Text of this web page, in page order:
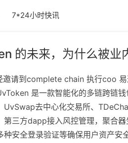
7*24小时快讯
的未来，为什么被业
请到complete chain 执行coo 易
是一款智能化的多链跨链
去中心化交易所、
三方dapp接入风控管理，聚合
安全登录验证等确保用户资产安全